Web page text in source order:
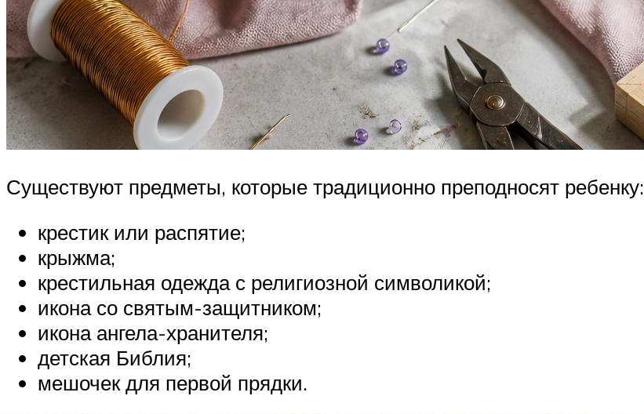
Существуют предметы, которые традиционно преподносят ребенку:
крестик или распятие;
крыжма;
крестильная одежда с религиозной символикой;
икона со святым-защитником;
икона ангела-хранителя;
детская Библия;
мешочек для первой прядки.